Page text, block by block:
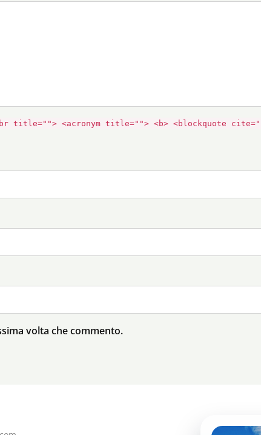
title=""> <acronym title=""> <b> <blockquote
volta che commento.